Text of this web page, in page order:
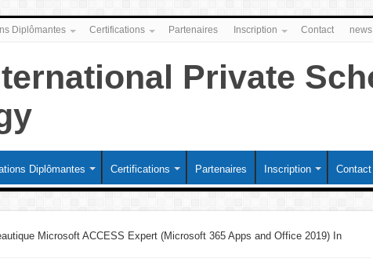
Diplômantes Certifications Partenaires Inscription Contact news
Diplômantes Certifications Partenaires Inscription Contact
Microsoft ACCESS Expert (Microsoft 365 Apps and Office 2019) In